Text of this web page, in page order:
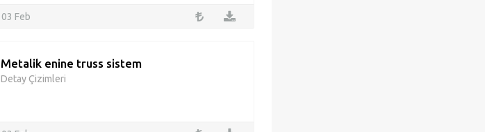
03 Feb
Metalik enine truss sistem
Detay Çizimleri